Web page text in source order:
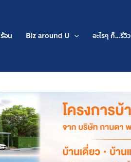
อน Biz around U อะไรๆ ก็…รีวิว